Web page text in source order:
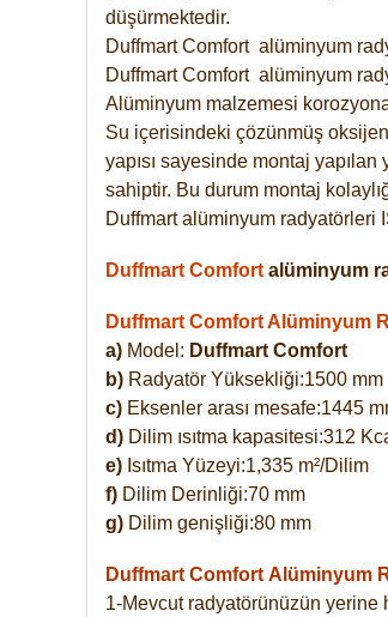
düşürmektedir.
Duffmart Comfort alüminyum
DuffmartComfort alüminyum
Alüminyum malzemesi
Su içerisindeki çözünmüş
yapısı sayesinde montaj
sahiptir. Bu durum montaj
Duffmart alüminyum radyatörleri
Duffmart Comfort alüminyum
Duffmart Comfort Alüminyum
a) Model: Duffmart Comfort
b) Radyatör Yüksekliği:1500 mm
c) Eksenler arası mesafe:1445
d) Dilim ısıtma kapasitesi:312
e) Isıtma Yüzeyi:1,335 m²/Dilim
f) Dilim Derinliği:70 mm
g) Dilim genişliği:80 mm
Duffmart Comfort Alüminyum
1-Mevcut radyatörünüzün yerine